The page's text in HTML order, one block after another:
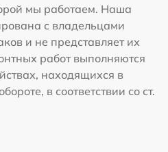
мы работаем. Наша
с владельцами
и не представляет их
работ выполняются
находящихся в
в соответствии со ст.